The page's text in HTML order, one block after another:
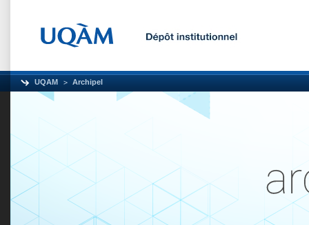
UQAM Archipel